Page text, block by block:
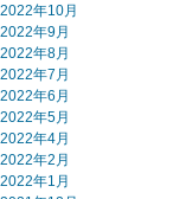
2022年10月
2022年9月
2022年8月
2022年7月
2022年6月
2022年5月
2022年4月
2022年2月
2022年1月